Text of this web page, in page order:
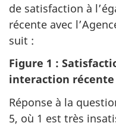
de satisfaction à
récente avec
suit :
Figure 1 :
interaction récente
Réponse à la
5, où 1 est très